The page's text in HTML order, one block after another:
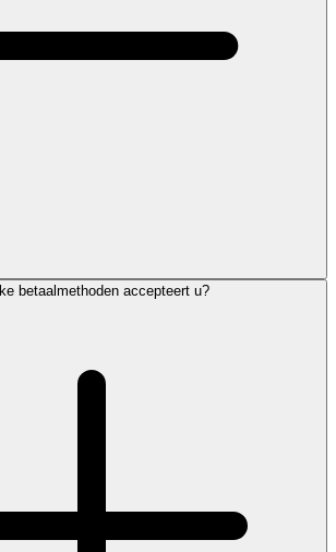
betaalmethoden accepteert u?